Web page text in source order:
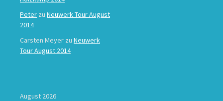
Peter zu Neuwerk Tour August
2014
Carsten Meyer zu Neuwerk
Tour August 2014
August 2026